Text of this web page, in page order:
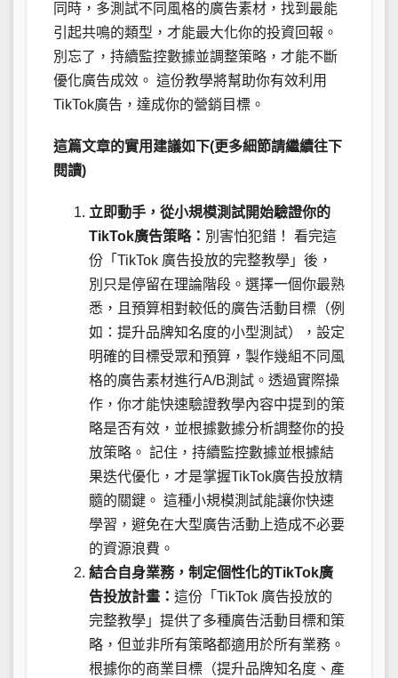
同時，多測試不同風格的廣告素材，找到最能
引起共鳴的類型，才能最大化你的投資回報。
別忘了，持續監控數據並調整策略，才能不斷
優化廣告成效。 這份教學將幫助你有效利用
TikTok廣告，達成你的營銷目標。
這篇文章的實用建議如下(更多細節請繼續往下
閱讀)
立即動手，從小規模測試開始驗證你的
TikTok廣告策略： 別害怕犯錯！ 看完這
份「TikTok 廣告投放的完整教學」後，
別只是停留在理論階段。選擇一個你最熟
悉，且預算相對較低的廣告活動目標（例
如：提升品牌知名度的小型測試），設定
明確的目標受眾和預算，製作幾組不同風
格的廣告素材進行A/B測試。透過實際操
作，你才能快速驗證教學內容中提到的策
略是否有效，並根據數據分析調整你的投
放策略。 記住，持續監控數據並根據結
果迭代優化，才是掌握TikTok廣告投放精
髓的關鍵。 這種小規模測試能讓你快速
學習，避免在大型廣告活動上造成不必要
的資源浪費。
結合自身業務，制定個性化的TikTok廣
告投放計畫： 這份「TikTok 廣告投放的
完整教學」提供了多種廣告活動目標和策
略，但並非所有策略都適用於所有業務。
根據你的商業目標（提升品牌知名度、產